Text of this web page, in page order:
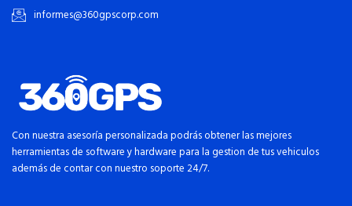
Con nuestra asesoría personalizada podrás obtener las mejores
herramientas de software y hardware para la gestion de tus vehiculos
además de contar con nuestro soporte 24/7.
informes@360gpscorp.com